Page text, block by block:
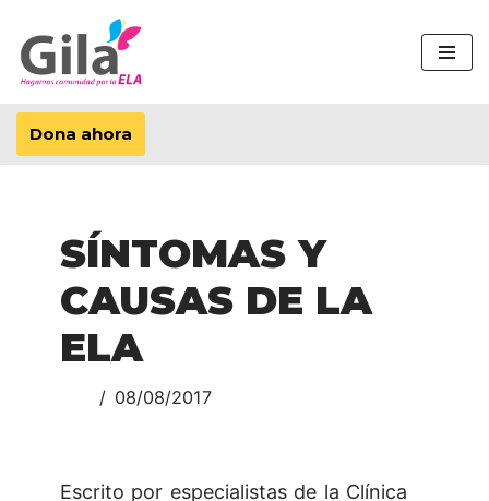
Saltar
al
contenido
Dona ahora
SÍNTOMAS Y
CAUSAS DE LA
ELA
08/08/2017
Escrito por especialistas de la Clínica